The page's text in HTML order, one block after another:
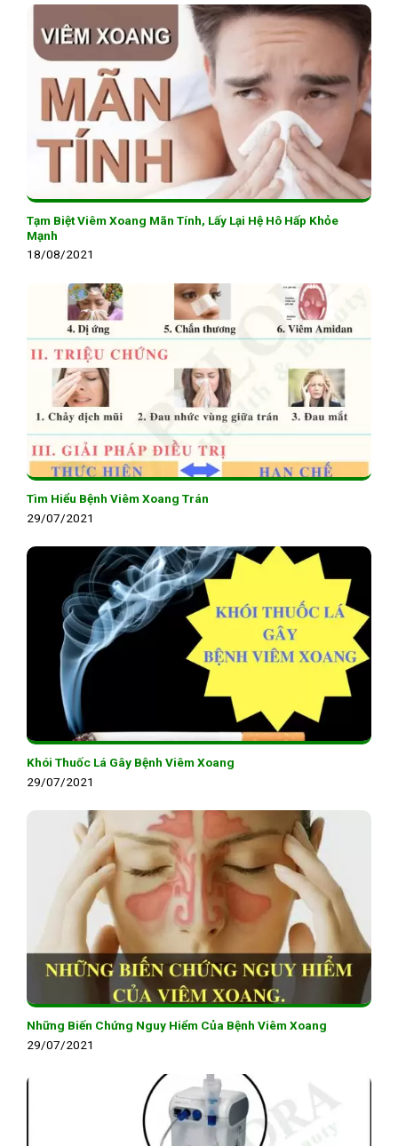
Tạm Biệt Viêm Xoang Mãn Tính, Lấy Lại Hệ Hô Hấp Khỏe
Mạnh
18/08/2021
Tìm Hiểu Bệnh Viêm Xoang Trán
29/07/2021
Khói Thuốc Lá Gây Bệnh Viêm Xoang
29/07/2021
Những Biến Chứng Nguy Hiểm Của Bệnh Viêm Xoang
29/07/2021